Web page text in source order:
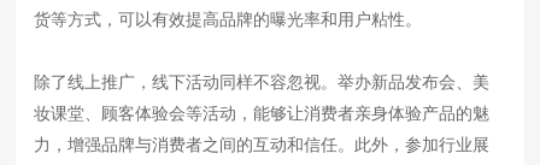
货等方式，可以有效提高品牌的曝光率和用户粘性。
除了线上推广，线下活动同样不容忽视。举办新品发布会、美
妆课堂、顾客体验会等活动，能够让消费者亲身体验产品的魅
力，增强品牌与消费者之间的互动和信任。此外，参加行业展